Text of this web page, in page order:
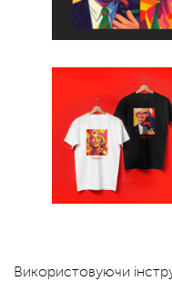
Використовуючи